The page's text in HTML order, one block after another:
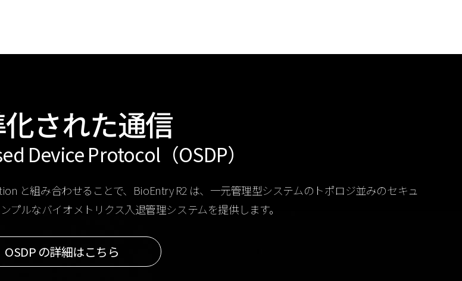
された通信
Device Protocol（OSDP）
と組み合わせることで、BioEntry R2 は、一元管理型システムのトポロジ並みのセキュ
プルなバイオメトリクス入退管理システムを提供します。
OSDP の詳細はこちら